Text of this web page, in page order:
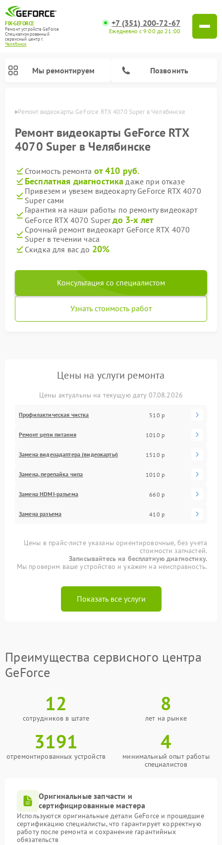
FIX-GEFORCE
Ремонт устройств GeForce
Специализированный
cервисный центр г.
Челябинск
+7 (351) 200-72-67
Ежедневно с 9:00 до 21:00
Мы ремонтируем Позвонить
Ремонт видеокарты GeForce RTX 4070 Super в Челябинске
Ремонт видеокарты GeForce RTX
4070 Super в Челябинске
Стоимость ремонта от 410 руб.
Бесплатная диагностика даже при отказе
Привезем и увезем видеокарту GeForce RTX 4070
Super сами
Гарантия на наши работы по ремонту видеокарт
GeForce RTX 4070 Superдо 3-х лет
Срочный ремонт видеокарт GeForce RTX 4070
Super в течении часа
Скидка для вас до 20%
Консультация со специалистом
Узнать стоимость работ
Цены на услуги ремонта
Цены актуальны на текущую дату 07.08.2026
Профилактическая чистка 510 р
Ремонт цепи питания 1010 р
Замена видеоадаптера (видеокарты) 1510 р
Замена, перепайка чипа 1010 р
Замена HDMI-разъема 660 р
Замена разъема 410 р
Цены в прайс-листе указаны ориентировочные, без учета
стоимости запчастей.
Записывайтесь на бесплатную диагностику.
Мы проверим ваше устройство и укажем на неисправность.
Показать все услуги
Преимущества сервисного центра
GeForce
12
сотрудников в штате
8
лет на рынке
3191
отремонтированных устройств
4
минимальный опыт работы
специалистов
Оригинальные запчасти и
сертифицированные мастера
Используются оригинальные детали GeForce и прошедшие
сертификацию специалисты, что гарантирует корректную
работу после ремонта и сохранение гарантийных
обязательств